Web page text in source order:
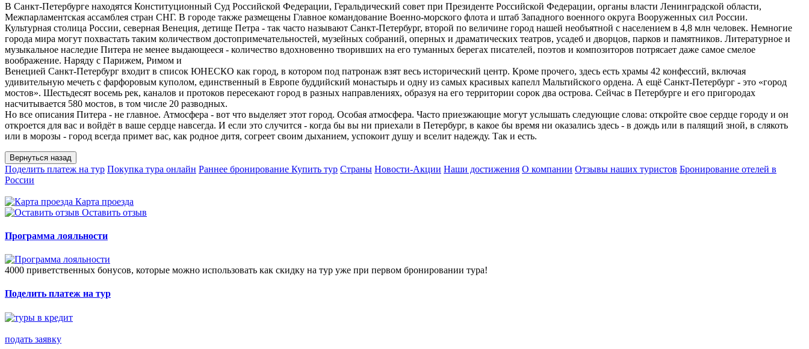
В Санкт-Петербурге находятся Конституционный Суд Российской Федерации, Геральдический совет при Президенте Российской Федерации, органы власти Ленинградской области,
Межпарламентская ассамблея стран СНГ. В городе также размещены Главное командование Военно-морского флота и штаб Западного военного округа Вооруженных сил России.
Культурная столица России, северная Венеция, детище Петра - так часто называют Санкт-Петербург, второй по величине город нашей необъятной с населением в 4,8 млн человек. Немногие
города мира могут похвастать таким количеством достопримечательностей, музейных собраний, оперных и драматических театров, усадеб и дворцов, парков и памятников. Литературное и
музыкальное наследие Питера не менее выдающееся - количество вдохновенно творивших на его туманных берегах писателей, поэтов и композиторов потрясает даже самое смелое
воображение. Наряду с Парижем, Римом и
Венецией Санкт-Петербург входит в список ЮНЕСКО как город, в котором под патронаж взят весь исторический центр. Кроме прочего, здесь есть храмы 42 конфессий, включая
удивительную мечеть с фарфоровым куполом, единственный в Европе буддийский монастырь и одну из самых красивых капелл Мальтийского ордена. А ещё Санкт-Петербург - это «город
мостов». Шестьдесят восемь рек, каналов и протоков пересекают город в разных направлениях, образуя на его территории сорок два острова. Сейчас в Петербурге и его пригородах
насчитывается 580 мостов, в том числе 20 разводных.
Но все описания Питера - не главное. Атмосфера - вот что выделяет этот город. Особая атмосфера. Часто приезжающие могут услышать следующие слова: откройте свое сердце городу и он
откроется для вас и войдёт в ваше сердце навсегда. И если это случится - когда бы вы ни приехали в Петербург, в какое бы время ни оказались здесь - в дождь или в палящий зной, в слякоть
или в морозы - город всегда примет вас, как родное дитя, согреет своим дыханием, успокоит душу и вселит надежду. Так и есть.
Поделить платеж на тур Покупка тура онлайн Раннее бронирование Купить тур Страны Новости-Акции Наши достижения О компании Отзывы наших туристов Бронирование отелей в
России
Карта проезда
Оставить отзыв
Программа лояльности
4000 приветственных бонусов, которые можно использовать как скидку на тур уже при первом бронировании тура!
Поделить платеж на тур
подать заявку